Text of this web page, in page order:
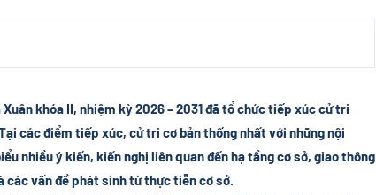
khóa II, nhiệm kỳ 2026 – 2031 đã tổ chức tiếp xúc cử tri
các điểm tiếp xúc, cử tri cơ bản thống nhất với những nội
nhiều ý kiến, kiến nghị liên quan đến hạ tầng cơ sở, giao thông
vấn đề phát sinh từ thực tiễn cơ sở.